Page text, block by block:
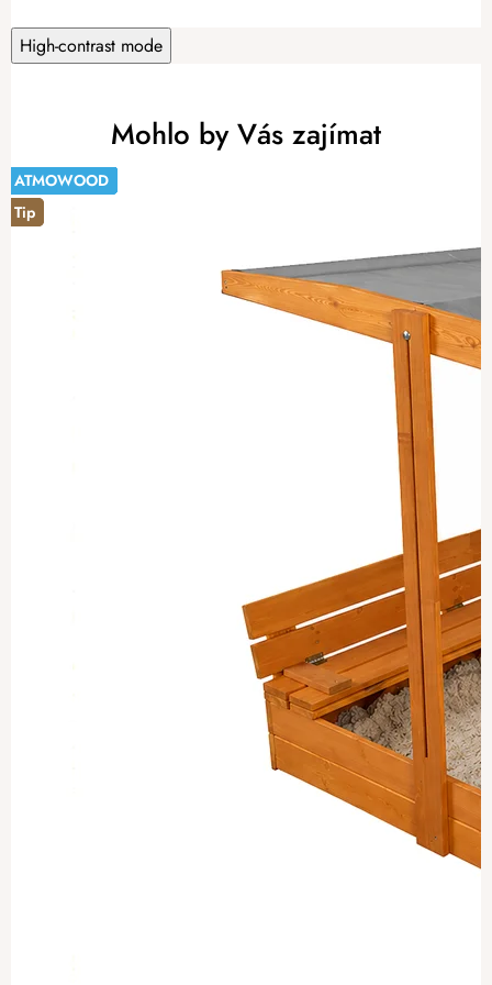
e
nHigh-contrast mode
Mohlo by Vás zajímat
ATMOWOOD
Tip
-20%
ATMOWOOD
ATMOWOOD
ATMOWOOD
ATMOWOOD
ATMOWOOD
ATMOWOOD
ATMOWOOD
ATMOWOOD
Tip
ATMOWOOD